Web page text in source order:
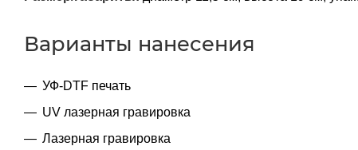
Варианты нанесения
УФ-DTF печать
UV лазерная гравировка
Лазерная гравировка